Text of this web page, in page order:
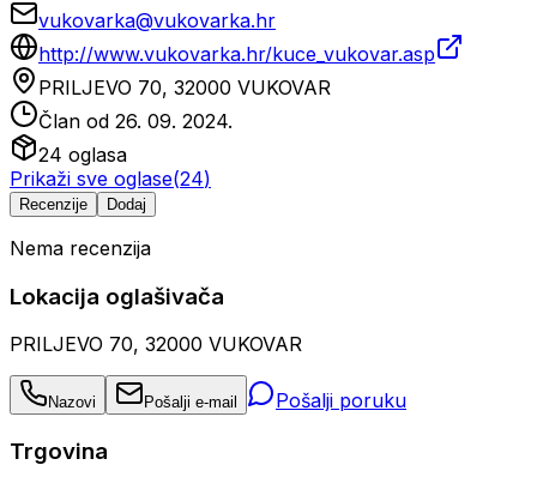
vukovarka@vukovarka.hr
http://www.vukovarka.hr/kuce_vukovar.asp
PRILJEVO 70, 32000 VUKOVAR
Član od 26. 09. 2024.
24 oglasa
Prikaži sve oglase(24)
Recenzije Dodaj
Nema recenzija
Lokacija oglašivača
PRILJEVO 70, 32000 VUKOVAR
Nazovi Pošalji e-mail Pošalji poruku
Trgovina